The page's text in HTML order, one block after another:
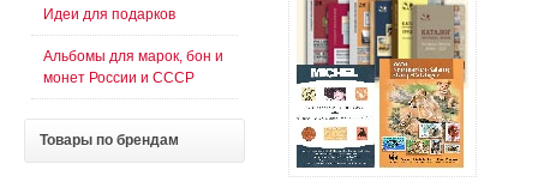
Идеи для подарков
Альбомы для марок, бон и
монет России и СССР
Товары по брендам